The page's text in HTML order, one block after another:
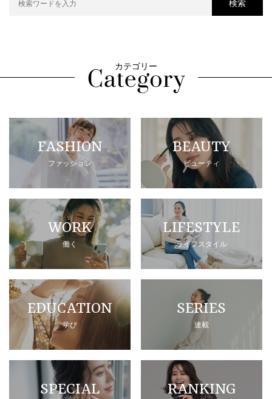
検索
カテゴリー
FASHION
ファッション
BEAUTY
ビューティ
WORK
働く
LIFESTYLE
ライフスタイル
EDUCATION
学び
SERIES
連載
SPECIAL RANKING